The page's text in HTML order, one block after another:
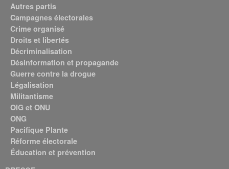
Autres partis
Campagnes électorales
Crime organisé
Droits et libertés
Décriminalisation
Désinformation et propagande
Guerre contre la drogue
Légalisation
Militantisme
OIG et ONU
ONG
Pacifique Plante
Réforme électorale
Éducation et prévention